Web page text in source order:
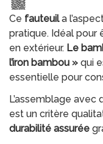
Ce fauteuila
pratique. Idéal pour
en extérieur. Le
l’iron bambou » qui
essentielle pour
L’assemblage avec
est un critère
durabilité assurée